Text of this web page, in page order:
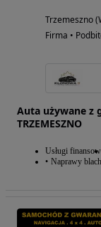
Trzemeszno
Firma •
Auta używane z
TRZEMESZNO
Usługi
Naprawy